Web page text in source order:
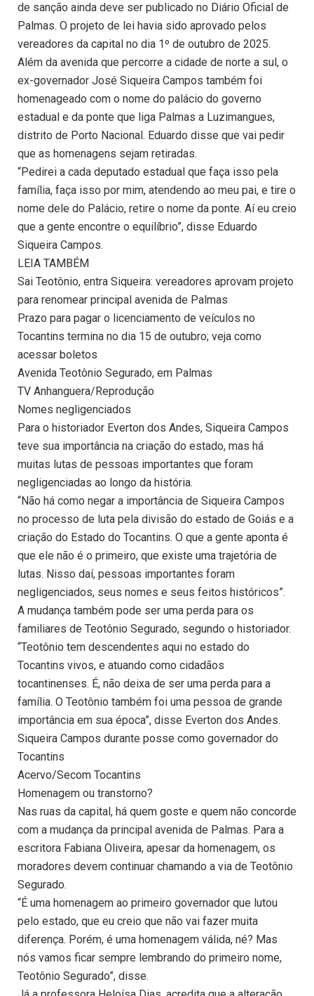
de sanção ainda deve ser publicado no Diário Oficial de
Palmas. O projeto de lei havia sido aprovado pelos
vereadores da capital no dia 1º de outubro de 2025.
Além da avenida que percorre a cidade de norte a sul, o
ex-governador José Siqueira Campos também foi
homenageado com o nome do palácio do governo
estadual e da ponte que liga Palmas a Luzimangues,
distrito de Porto Nacional. Eduardo disse que vai pedir
que as homenagens sejam retiradas.
“Pedirei a cada deputado estadual que faça isso pela
família, faça isso por mim, atendendo ao meu pai, e tire o
nome dele do Palácio, retire o nome da ponte. Aí eu creio
que a gente encontre o equilíbrio”, disse Eduardo
Siqueira Campos.
LEIA TAMBÉM
Sai Teotônio, entra Siqueira: vereadores aprovam projeto
para renomear principal avenida de Palmas
Prazo para pagar o licenciamento de veículos no
Tocantins termina no dia 15 de outubro; veja como
acessar boletos
Avenida Teotônio Segurado, em Palmas
TV Anhanguera/Reprodução
Nomes negligenciados
Para o historiador Everton dos Andes, Siqueira Campos
teve sua importância na criação do estado, mas há
muitas lutas de pessoas importantes que foram
negligenciadas ao longo da história.
“Não há como negar a importância de Siqueira Campos
no processo de luta pela divisão do estado de Goiás e a
criação do Estado do Tocantins. O que a gente aponta é
que ele não é o primeiro, que existe uma trajetória de
lutas. Nisso daí, pessoas importantes foram
negligenciados, seus nomes e seus feitos históricos”.
A mudança também pode ser uma perda para os
familiares de Teotônio Segurado, segundo o historiador.
“Teotônio tem descendentes aqui no estado do
Tocantins vivos, e atuando como cidadãos
tocantinenses. É, não deixa de ser uma perda para a
família. O Teotônio também foi uma pessoa de grande
importância em sua época”, disse Everton dos Andes.
Siqueira Campos durante posse como governador do
Tocantins
Acervo/Secom Tocantins
Homenagem ou transtorno?
Nas ruas da capital, há quem goste e quem não concorde
com a mudança da principal avenida de Palmas. Para a
escritora Fabiana Oliveira, apesar da homenagem, os
moradores devem continuar chamando a via de Teotônio
Segurado.
“É uma homenagem ao primeiro governador que lutou
pelo estado, que eu creio que não vai fazer muita
diferença. Porém, é uma homenagem válida, né? Mas
nós vamos ficar sempre lembrando do primeiro nome,
Teotônio Segurado”, disse.